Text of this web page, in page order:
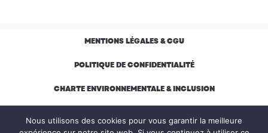
MENTIONS LÉGALES & CGU
POLITIQUE DE CONFIDENTIALITÉ
CHARTE ENVIRONNEMENTALE & INCLUSION
Nous utilisons des cookies pour vous garantir la meilleure